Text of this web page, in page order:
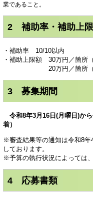
業であること。​
2 補助率・補助上
・補助率 10/10以内
・補助上限額 30万円／箇所
20万円／箇所（体験
3 募集期間
令和8年3月16日(月曜日)か
着）
※審査結果等の通知は令和8年
しております。
※予算の執行状況によっては
4 応募書類